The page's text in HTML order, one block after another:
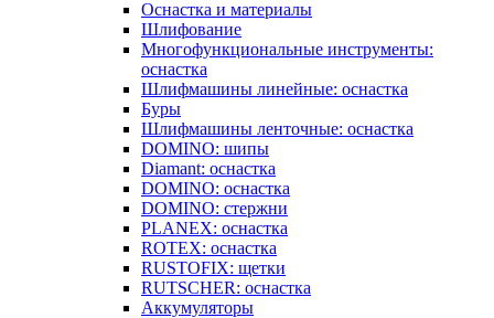
Оснастка и материалы
Шлифование
Многофункциональные инструменты:
оснастка
Шлифмашины линейные: оснастка
Буры
Шлифмашины ленточные: оснастка
DOMINO: шипы
Diamant: оснастка
DOMINO: оснастка
DOMINO: стержни
PLANEX: оснастка
ROTEX: оснастка
RUSTOFIX: щетки
RUTSCHER: оснастка
Аккумуляторы